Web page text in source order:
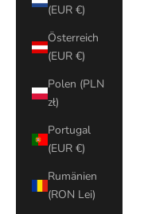
(EUR €)
Österreich
(EUR €)
Polen (PLN
zł)
Portugal
(EUR €)
Rumänien
(RON Lei)